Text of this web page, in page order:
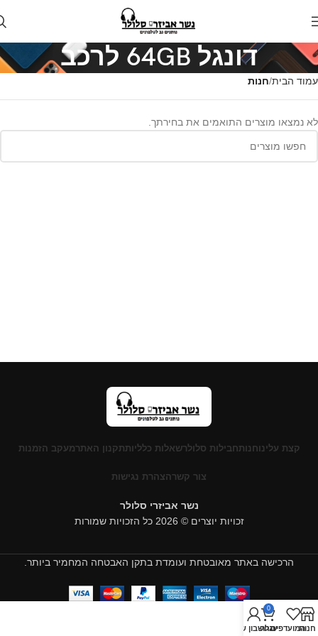
דונגל 64GB לרכב
עמוד הבית חנות
לא נמצאו מוצרים התואמים את בחירתך.
קצת עלינוחנותחבילות סלולרשאלות כלליותתקנון האתרמעקב הזמנות
צור קשרהצהרת נגישות
נשר אביזרי סלולר
זכויות יוצרים © 2026 כל הזכויות שמורות
הרכישה באתר מאובטחת ועומדת בתקן האבטחה המחמיר ביותר.
חנותהמועדפים
0
עגלה
החשבון שלי